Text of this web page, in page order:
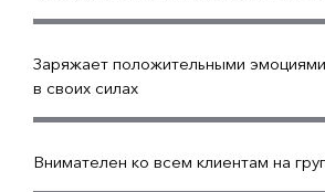
Заряжает положительными
в своих силах
Внимателен ко всем клиентам на